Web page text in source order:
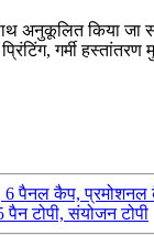
अनुकूलित किया जा
गर्मी
6 पैनल कैप, प्रमोशनल
पैन टोपी, संयोजन टोपी